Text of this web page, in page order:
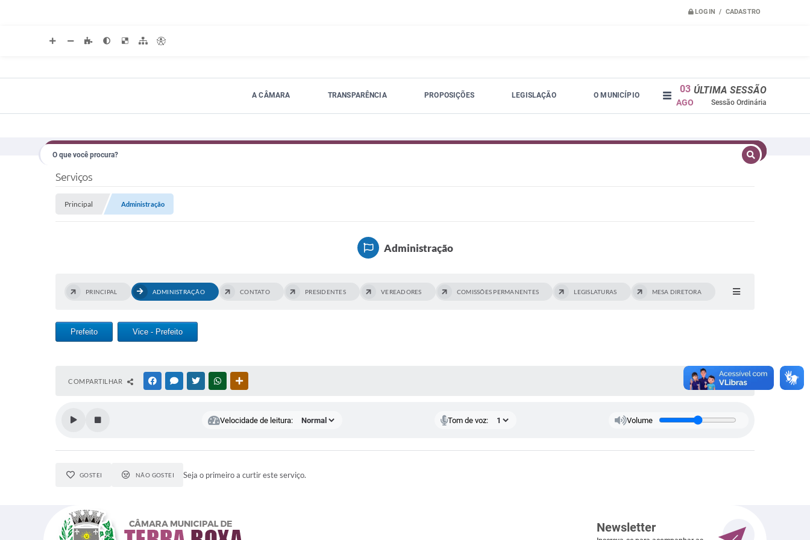
LOGIN / CADASTRO
A CÂMARA TRANSPARÊNCIA PROPOSIÇÕES LEGISLAÇÃO O MUNICÍPIO
03
AGO
ÚLTIMA SESSÃO
Sessão Ordinária
Serviços
Principal Administração
Administração
PRINCIPAL ADMINISTRAÇÃO CONTATO PRESIDENTES VEREADORES COMISSÕES PERMANENTES LEGISLATURAS MESA DIRETORA
Prefeito Vice - Prefeito
COMPARTILHAR FACEBOOKMESSENGER
TWITTERWHATSAPP
Velocidade de leitura: Tom de voz: Volume
GOSTEI NÃO GOSTEI Seja o primeiro a curtir este serviço.
Newsletter